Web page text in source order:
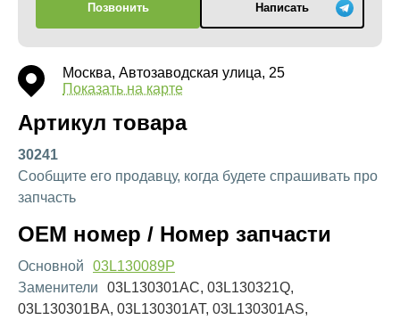
Позвонить Написать
Москва, Автозаводская улица, 25
Показать на карте
Артикул товара
30241
Сообщите его продавцу, когда будете спрашивать про
запчасть
OEM номер / Номер запчасти
Основной
03L130089P
Заменители
03L130301AC, 03L130321Q,
03L130301BA, 03L130301AT, 03L130301AS,